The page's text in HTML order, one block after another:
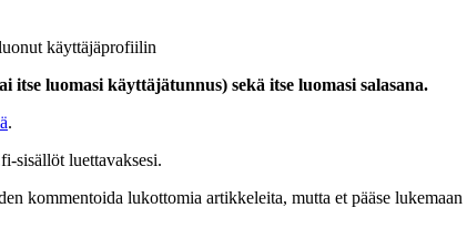
käyttäjäprofiilin
luomasi käyttäjätunnus) sekä itse luomasi salasana.
.
sisällöt luettavaksesi.
kommentoida lukottomia artikkeleita, mutta et pääse